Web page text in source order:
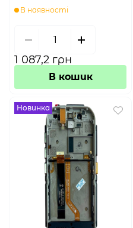
В наявності
1 087,2 грн
В кошик
Новинка